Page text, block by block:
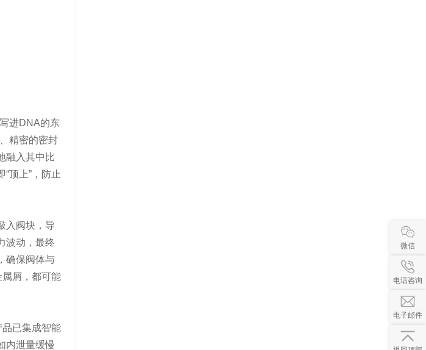
进DNA的东
精密的密封
融入其中比
顶上”，防止
入阀块，导
波动，最终
确保阀体与
属屑，都可能
品已集成智能
内泄量缓慢
微信
电话咨询
电子邮件